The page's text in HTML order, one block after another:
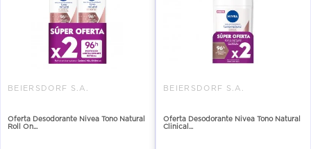
BEIERSDORF S.A.
Oferta Desodorante Nivea Tono Natural
Roll On...
BEIERSDORF S.A.
Oferta Desodorante Nivea Tono Natural
Clinical...